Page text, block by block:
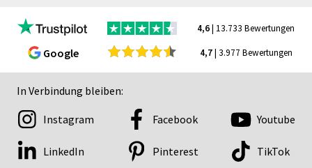
4,6| 13.733 Bewertungen
Google 4,7| 3.977 Bewertungen
In Verbindung bleiben:
Instagram Facebook Youtube
LinkedIn Pinterest TikTok